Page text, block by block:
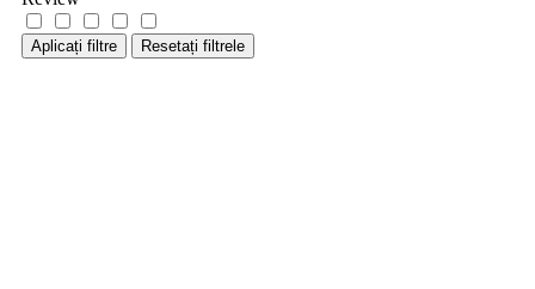
Aplicați filtre Resetați filtrele